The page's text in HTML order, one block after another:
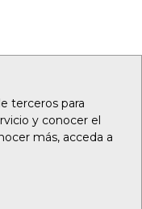
terceros para
y conocer el
más, acceda a